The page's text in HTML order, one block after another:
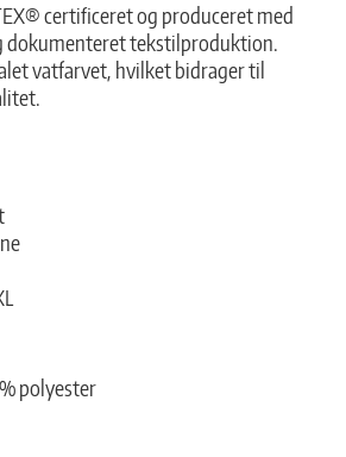
certificeret og produceret med
dokumenteret tekstilproduktion.
vatfarvet, hvilket bidrager til
polyester